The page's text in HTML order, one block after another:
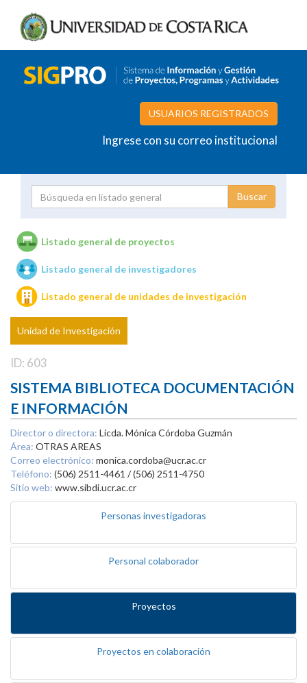
USUARIOS REGISTRADOS
Ingrese con su correo institucional
Unidades de investigación
Listado general de proyectos
Listado general de investigadores
Listado general de unidades de investigación
Unidad de Investigación
ID: 603
SISTEMA BIBLIOTECA DOCUMENTACIÓN
E INFORMACIÓN
Director o directora: Licda. Mónica Córdoba Guzmán
Área: OTRAS AREAS
Correo electrónico: monica.cordoba@ucr.ac.cr
Teléfono: (506) 2511-4461 / (506) 2511-4750
Sitio web: www.sibdi.ucr.ac.cr
Personas investigadoras
Personal colaborador
Proyectos
Proyectos en colaboración